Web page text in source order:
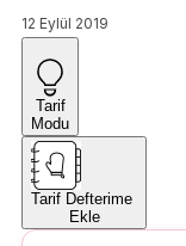
12 Eylül 2019
Tarif
Modu
Tarif Defterime
Ekle